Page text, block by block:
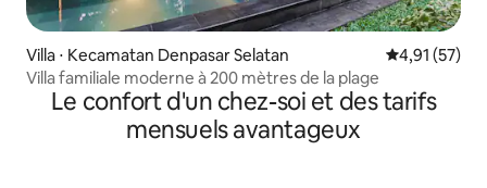
Villa ⋅ Kecamatan Denpasar Selatan Évaluation
4,91 (57)
Villa familiale moderne à 200 mètres de la plage
Le confort d'un chez-soi et des tarifs
mensuels avantageux